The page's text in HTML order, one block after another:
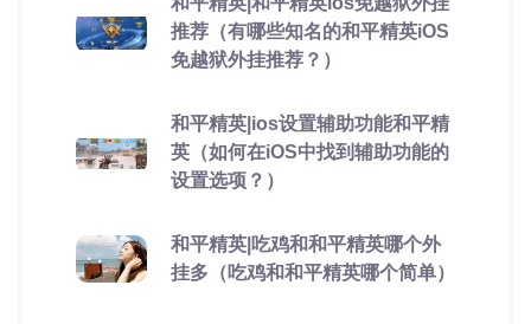
推荐（有哪些知名的和平精英iOS
免越狱外挂推荐？）
和平精英|ios设置辅助功能和平精
英（如何在iOS中找到辅助功能的
设置选项？）
和平精英|吃鸡和和平精英哪个外
挂多（吃鸡和和平精英哪个简单）